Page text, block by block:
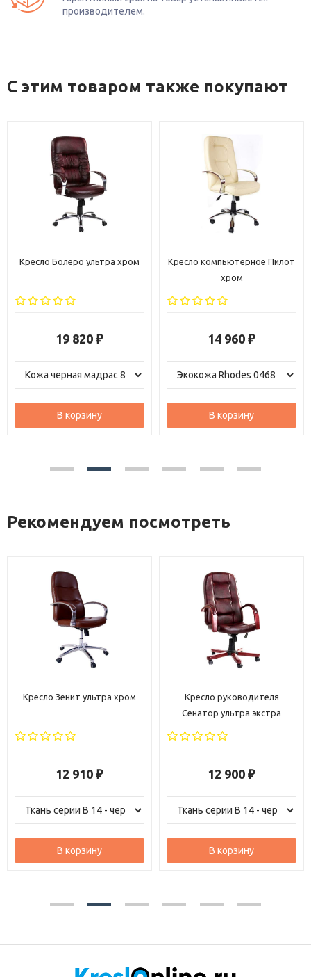
производителем.
С этим товаром также покупают
Кресло компьютерное Пилот
14 960 ₽
В корзину
Кресло Венеция ультра хром
19 870 ₽
В корзину
Рекомендуем посмотреть
Кресло руководителя
12 900 ₽
В корзину
Кресло Вега ультра хром
13 120 ₽
В корзину